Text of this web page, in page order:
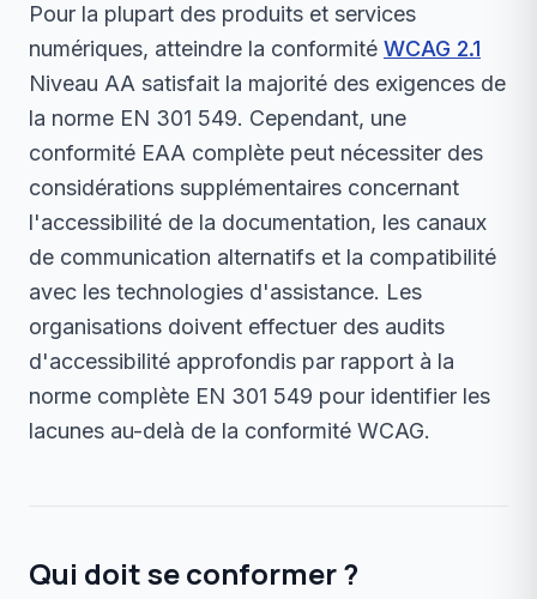
Pour la plupart des produits et services
numériques, atteindre la conformité WCAG 2.1
Niveau AA satisfait la majorité des exigences de
la norme EN 301 549. Cependant, une
conformité EAA complète peut nécessiter des
considérations supplémentaires concernant
l'accessibilité de la documentation, les canaux
de communication alternatifs et la compatibilité
avec les technologies d'assistance. Les
organisations doivent effectuer des audits
d'accessibilité approfondis par rapport à la
norme complète EN 301 549 pour identifier les
lacunes au-delà de la conformité WCAG.
Qui doit se conformer ?